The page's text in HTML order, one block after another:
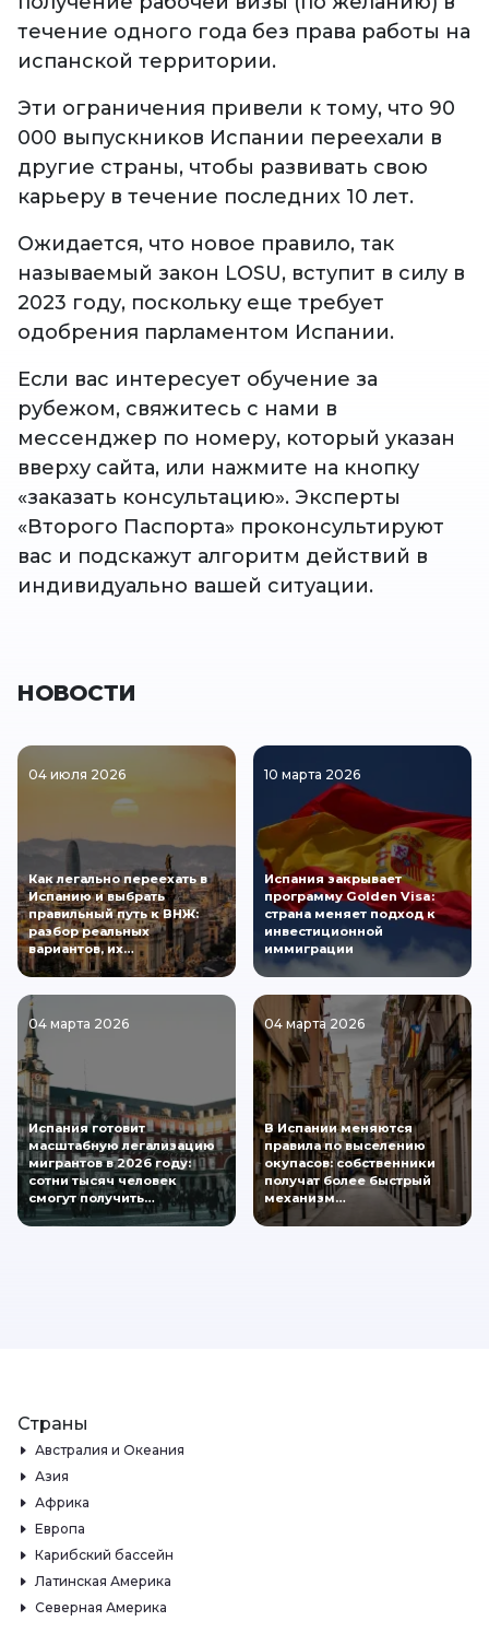
течение одного года без права работы на
испанской территории.
Эти ограничения привели к тому, что 90
000 выпускников Испании переехали в
другие страны, чтобы развивать свою
карьеру в течение последних 10 лет.
Ожидается, что новое правило, так
называемый закон LOSU, вступит в силу в
2023 году, поскольку еще требует
одобрения парламентом Испании.
Если вас интересует обучение за
рубежом, свяжитесь с нами в
мессенджер по номеру, который указан
вверху сайта, или нажмите на кнопку
«заказать консультацию». Эксперты
«Второго Паспорта» проконсультируют
вас и подскажут алгоритм действий в
индивидуально вашей ситуации.
НОВОСТИ
04 июля 2026
Как легально переехать в
Испанию и выбрать
правильный путь к ВНЖ:
разбор реальных
вариантов, их…
10 марта 2026
Испания закрывает
программу Golden Visa:
страна меняет подход к
инвестиционной
иммиграции
04 марта 2026
Испания готовит
масштабную легализацию
мигрантов в 2026 году:
сотни тысяч человек
смогут получить…
04 марта 2026
В Испании меняются
правила по выселению
окупасов: собственники
получат более быстрый
механизм…
Страны
Австралия и Океания
Азия
Африка
Европа
Карибский бассейн
Латинская Америка
Северная Америка